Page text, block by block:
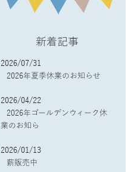
新着記事
2026/07/31
2026年夏季休業のお知らせ
2026/04/22
2026年ゴールデンウィーク休
業のお知ら
2026/01/13
薪販売中